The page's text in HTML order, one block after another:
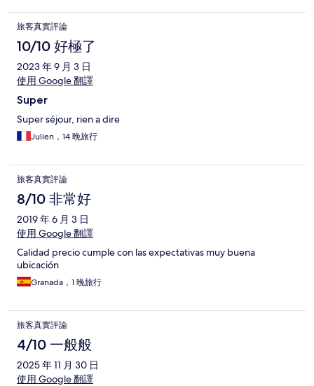
旅客真實評論
10/10 好極了
2023 年 9 月 3 日
使用 Google 翻譯
Super
Super séjour, rien a dire
Julien，14 晚旅行
旅客真實評論
8/10 非常好
2019 年 6 月 3 日
使用 Google 翻譯
Calidad precio cumple con las expectativas muy buena
ubicación
Granada，1 晚旅行
旅客真實評論
4/10 一般般
2025 年 11 月 30 日
使用 Google 翻譯